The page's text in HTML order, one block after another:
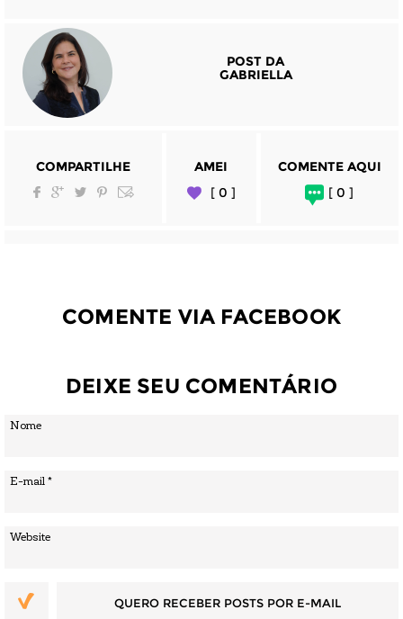
POST DA
GABRIELLA
COMPARTILHE
AMEI
[ 0 ]
COMENTE AQUI
[ 0 ]
COMENTE VIA FACEBOOK
DEIXE SEU COMENTÁRIO
QUERO RECEBER POSTS POR E-MAIL